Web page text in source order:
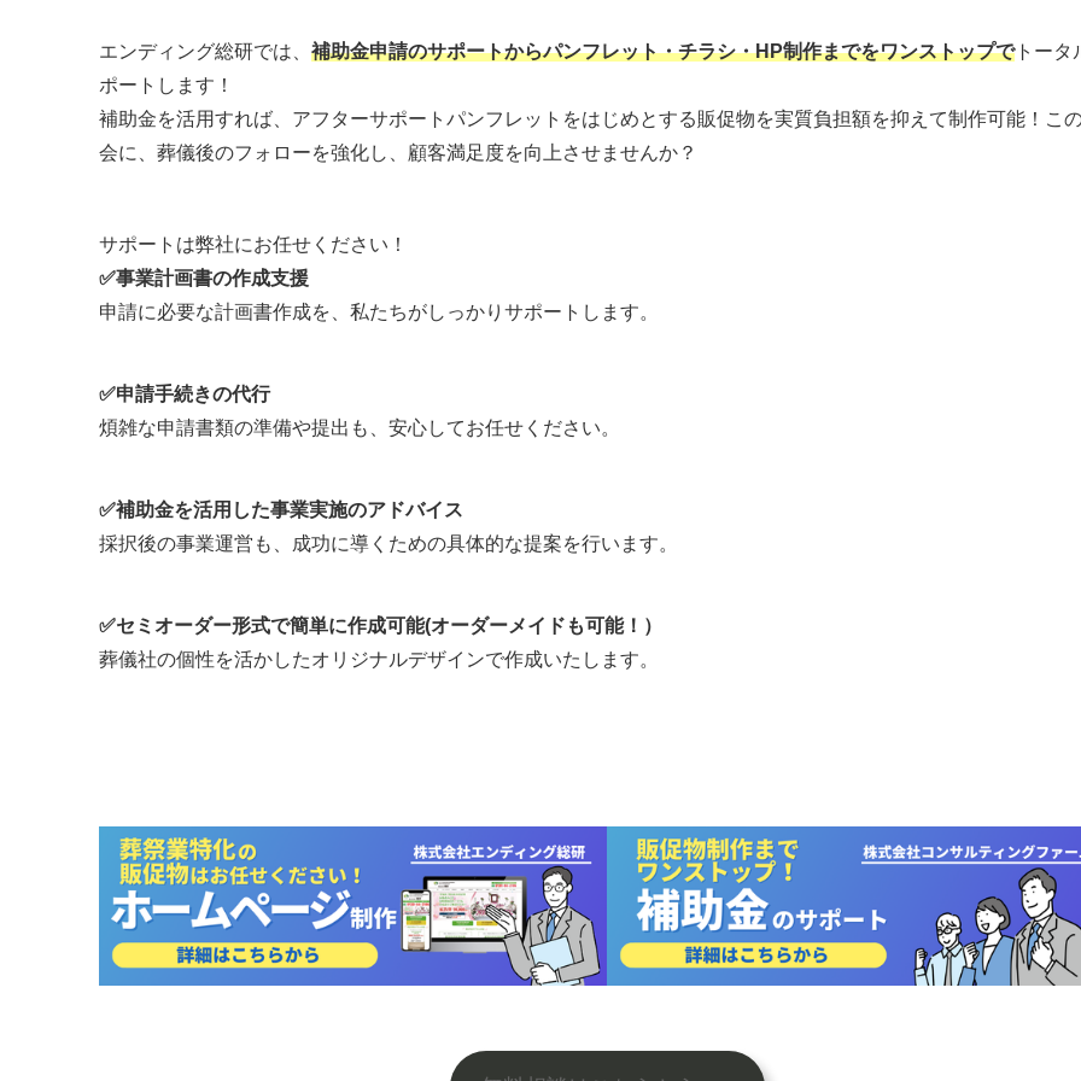
エンディング総研では、 補助金申請のサポートからパンフレット・チラシ・HP制作までをワンストップでトータ
ポートします！
補助金を活用すれば、アフターサポートパンフレットをはじめとする販促物を実質負担額を抑えて制作可能！こ
会に、葬儀後のフォローを強化し、顧客満足度を向上させませんか？
サポートは弊社にお任せください！
✅事業計画書の作成支援
申請に必要な計画書作成を、私たちがしっかりサポートします。
✅申請手続きの代行
煩雑な申請書類の準備や提出も、安心してお任せください。
✅補助金を活用した事業実施のアドバイス
採択後の事業運営も、成功に導くための具体的な提案を行います。
✅セミオーダー形式で簡単に作成可能(オーダーメイドも可能！）
葬儀社の個性を活かしたオリジナルデザインで作成いたします。